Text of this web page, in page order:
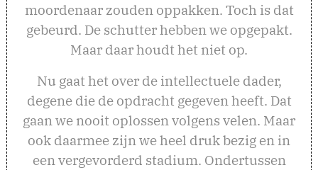
moordenaar zouden oppakken. Toch is dat
gebeurd. De schutter hebben we opgepakt.
Maar daar houdt het niet op.
Nu gaat het over de intellectuele dader,
degene die de opdracht gegeven heeft. Dat
gaan we nooit oplossen volgens velen. Maar
ook daarmee zijn we heel druk bezig en in
een vergevorderd stadium. Ondertussen